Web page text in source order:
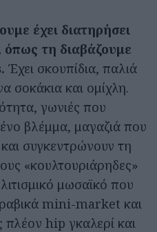
έχει διατηρήσει
όπως τη διαβάζουμε
Έχει σκουπίδια, παλιά
σοκάκια και ομίχλη.
γωνιές που
βλέμμα, μαγαζιά που
συγκεντρώνουν τη
«κουλτουριάρηδες»
μωσαϊκό που
mini-market και
hip γκαλερί και